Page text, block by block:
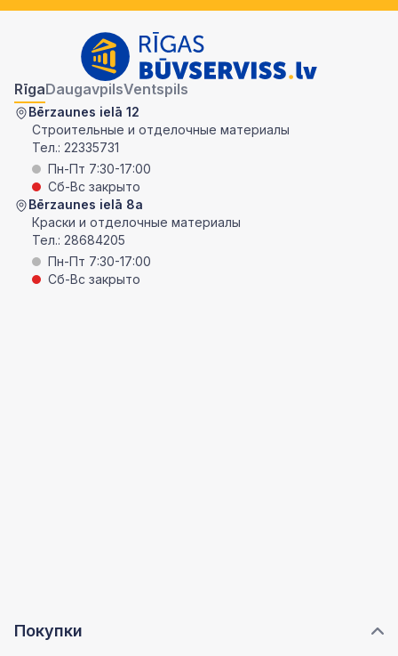
Покупки
RīgaDaugavpilsVentspils
Bērzaunes ielā 12
Строительные и отделочные материалы
Тел.: 22335731
Пн-Пт 7:30-17:00
Сб-Вс закрыто
Bērzaunes ielā 8a
Краски и отделочные материалы
Тел.: 28684205
Пн-Пт 7:30-17:00
Сб-Вс закрыто